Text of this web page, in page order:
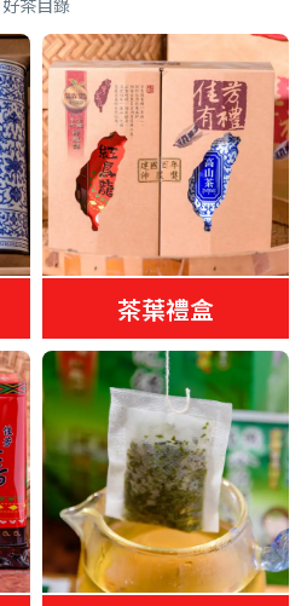
好茶目錄
茶葉禮盒